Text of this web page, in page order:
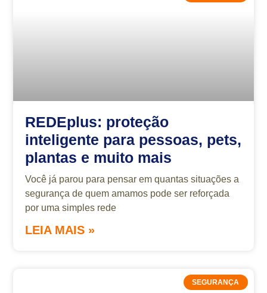
REDEplus: proteção
inteligente para pessoas, pets,
plantas e muito mais
Você já parou para pensar em quantas situações a
segurança de quem amamos pode ser reforçada
por uma simples rede
LEIA MAIS »
SEGURANÇA